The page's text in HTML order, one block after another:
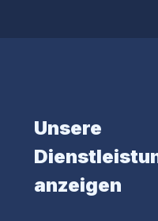
Unsere
anzeigen